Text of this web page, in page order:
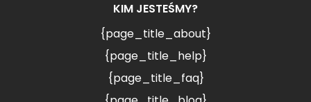
KIM JESTEŚMY?
{page_title_about}
{page_title_help}
{page_title_faq}